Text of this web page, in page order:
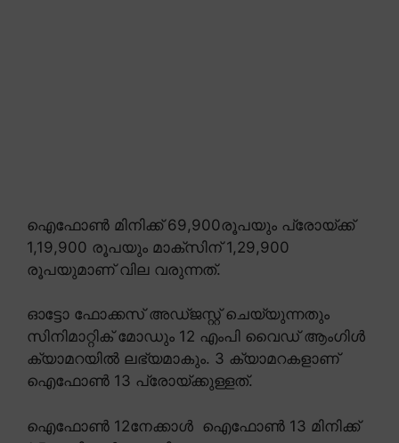
ഐഫോൺ മിനിക്ക് 69,900രൂപയും പ്രോയ്ക്ക്
1,19,900 രൂപയും മാക്സിന് 1,29,900
രൂപയുമാണ് വില വരുന്നത്.
ഓട്ടോ ഫോക്കസ് അഡ്ജസ്റ്റ് ചെയ്യുന്നതും
സിനിമാറ്റിക് മോഡും 12 എംപി വൈഡ് ആംഗിൾ
ക്യാമറയിൽ ലഭ്യമാകും. 3 ക്യാമറകളാണ്
ഐഫോൺ 13 പ്രോയ്ക്കുള്ളത്.
ഐഫോൺ 12നേക്കാൾ ഐഫോൺ 13 മിനിക്ക്